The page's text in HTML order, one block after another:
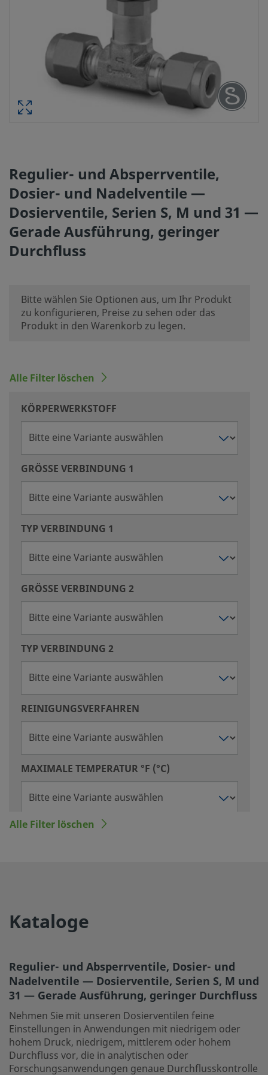
Regulier- und Absperrventile,
Dosier- und Nadelventile —
Dosierventile, Serien S, M und 31 —
Gerade Ausführung, geringer
Durchfluss
Bitte wählen Sie Optionen aus, um Ihr Produkt
zu konfigurieren, Preise zu sehen oder das
Produkt in den Warenkorb zu legen.
Alle Filter löschen
KÖRPERWERKSTOFF
GRÖSSE VERBINDUNG 1
TYP VERBINDUNG 1
GRÖSSE VERBINDUNG 2
TYP VERBINDUNG 2
REINIGUNGSVERFAHREN
MAXIMALE TEMPERATUR °F (°C)
MINIMUM-TEMPERATUR °F (°C)
Alle Filter löschen
Kataloge
Regulier- und Absperrventile, Dosier- und
Nadelventile — Dosierventile, Serien S, M und
31 — Gerade Ausführung, geringer Durchfluss
Nehmen Sie mit unseren Dosierventilen feine
Einstellungen in Anwendungen mit niedrigem oder
hohem Druck, niedrigem, mittlerem oder hohem
Durchfluss vor, die in analytischen oder
Forschungsanwendungen genaue Durchflusskontrolle